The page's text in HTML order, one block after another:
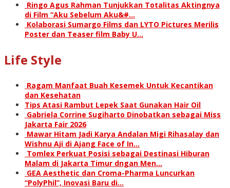
Ringo Agus Rahman Tunjukkan Totalitas Aktingnya
di Film “Aku Sebelum Aku&#…
Kolaborasi Sumargo Films dan LYTO Pictures Merilis
Poster dan Teaser film Baby U…
Life Style
Ragam Manfaat Buah Kesemek Untuk Kecantikan
dan Kesehatan
Tips Atasi Rambut Lepek Saat Gunakan Hair Oil
Gabriela Corrine Sugiharto Dinobatkan sebagai Miss
Jakarta Fair 2026
Mawar Hitam Jadi Karya Andalan Migi Rihasalay dan
Wishnu Aji di Ajang Face of In…
Tomlex Perkuat Posisi sebagai Destinasi Hiburan
Malam di Jakarta Timur dngan Men…
GEA Aesthetic dan Croma-Pharma Luncurkan
“PolyPhil”, Inovasi Baru di…